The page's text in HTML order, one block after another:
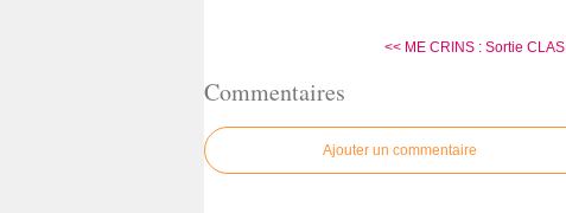
<< ME CRINS : Sortie CLAS
Commentaires
Ajouter un commentaire